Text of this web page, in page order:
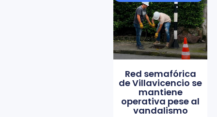
Red semafórica
de Villavicencio se
mantiene
operativa pese al
vandalismo